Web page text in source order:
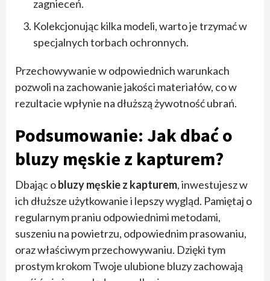
zagnieceń.
Kolekcjonując kilka modeli, warto je trzymać w
specjalnych torbach ochronnych.
Przechowywanie w odpowiednich warunkach
pozwoli na zachowanie jakości materiałów, co w
rezultacie wpłynie na dłuższą żywotność ubrań.
Podsumowanie: Jak dbać o
bluzy męskie z kapturem?
Dbając obluzy męskie z kapturem, inwestujesz w
ich dłuższe użytkowanie i lepszy wygląd. Pamiętaj o
regularnym praniu odpowiednimi metodami,
suszeniu na powietrzu, odpowiednim prasowaniu,
oraz właściwym przechowywaniu. Dzięki tym
prostym krokom Twoje ulubione bluzy zachowają